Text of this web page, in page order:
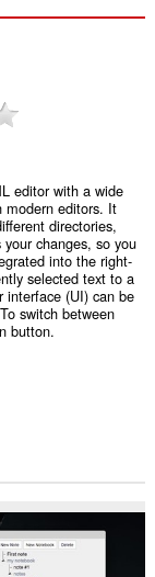
editor with a wide
modern editors. It
directories,
changes, so you
into the right-
selected text to a
interface (UI) can be
switch between
button.